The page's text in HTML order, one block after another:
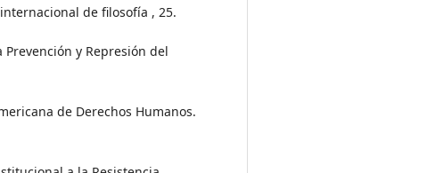
de filosofía , 25.
Prevención y Represión del
de Derechos Humanos.